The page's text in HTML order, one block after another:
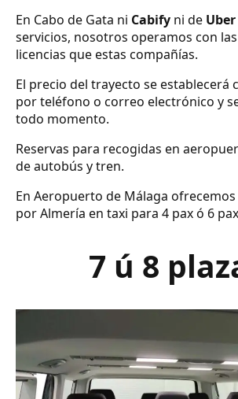
En Cabo de Gata ni Cabify ni de Uber
servicios, nosotros operamos con
licencias que estas compañías.
El precio del trayecto se establecerá
por teléfono o correo electrónico y
todo momento.
Reservas para recogidas en
de autobús y tren.
En Aeropuerto de Málaga
por Almería en taxi para 4 pax ó 6
7 ú 8